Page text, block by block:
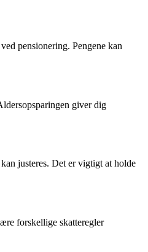
pensionering. Pengene kan
giver dig
justeres. Det er vigtigt at holde
forskellige skatteregler